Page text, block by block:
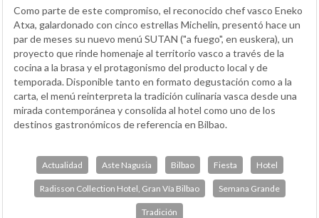
Como parte de este compromiso, el reconocido chef vasco Eneko
Atxa, galardonado con cinco estrellas Michelin, presentó hace un
par de meses su nuevo menú SUTAN ("a fuego", en euskera), un
proyecto que rinde homenaje al territorio vasco a través de la
cocina a la brasa y el protagonismo del producto local y de
temporada. Disponible tanto en formato degustación como a la
carta, el menú reinterpreta la tradición culinaria vasca desde una
mirada contemporánea y consolida al hotel como uno de los
destinos gastronómicos de referencia en Bilbao.
Actualidad Aste Nagusia Bilbao Fiesta Hotel
Radisson Collection Hotel, Gran Vía Bilbao Semana Grande
Tradición